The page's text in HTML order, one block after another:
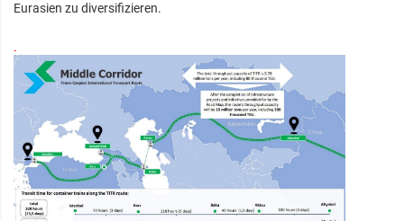
Eurasien zu diversifizieren.